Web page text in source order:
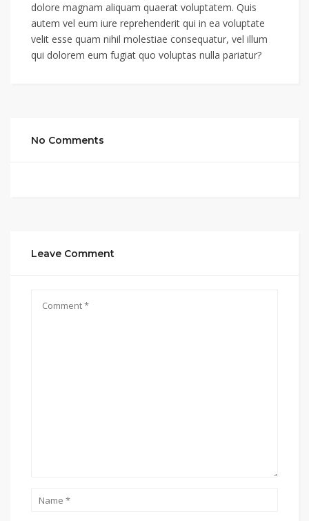
dolore magnam aliquam quaerat voluptatem. Quis
autem vel eum iure reprehenderit qui in ea voluptate
velit esse quam nihil molestiae consequatur, vel illum
qui dolorem eum fugiat quo voluptas nulla pariatur?
No Comments
Leave Comment